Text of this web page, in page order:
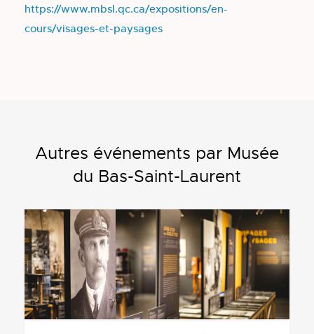
https://www.mbsl.qc.ca/expositions/en-
cours/visages-et-paysages
Autres événements par Musée
du Bas-Saint-Laurent